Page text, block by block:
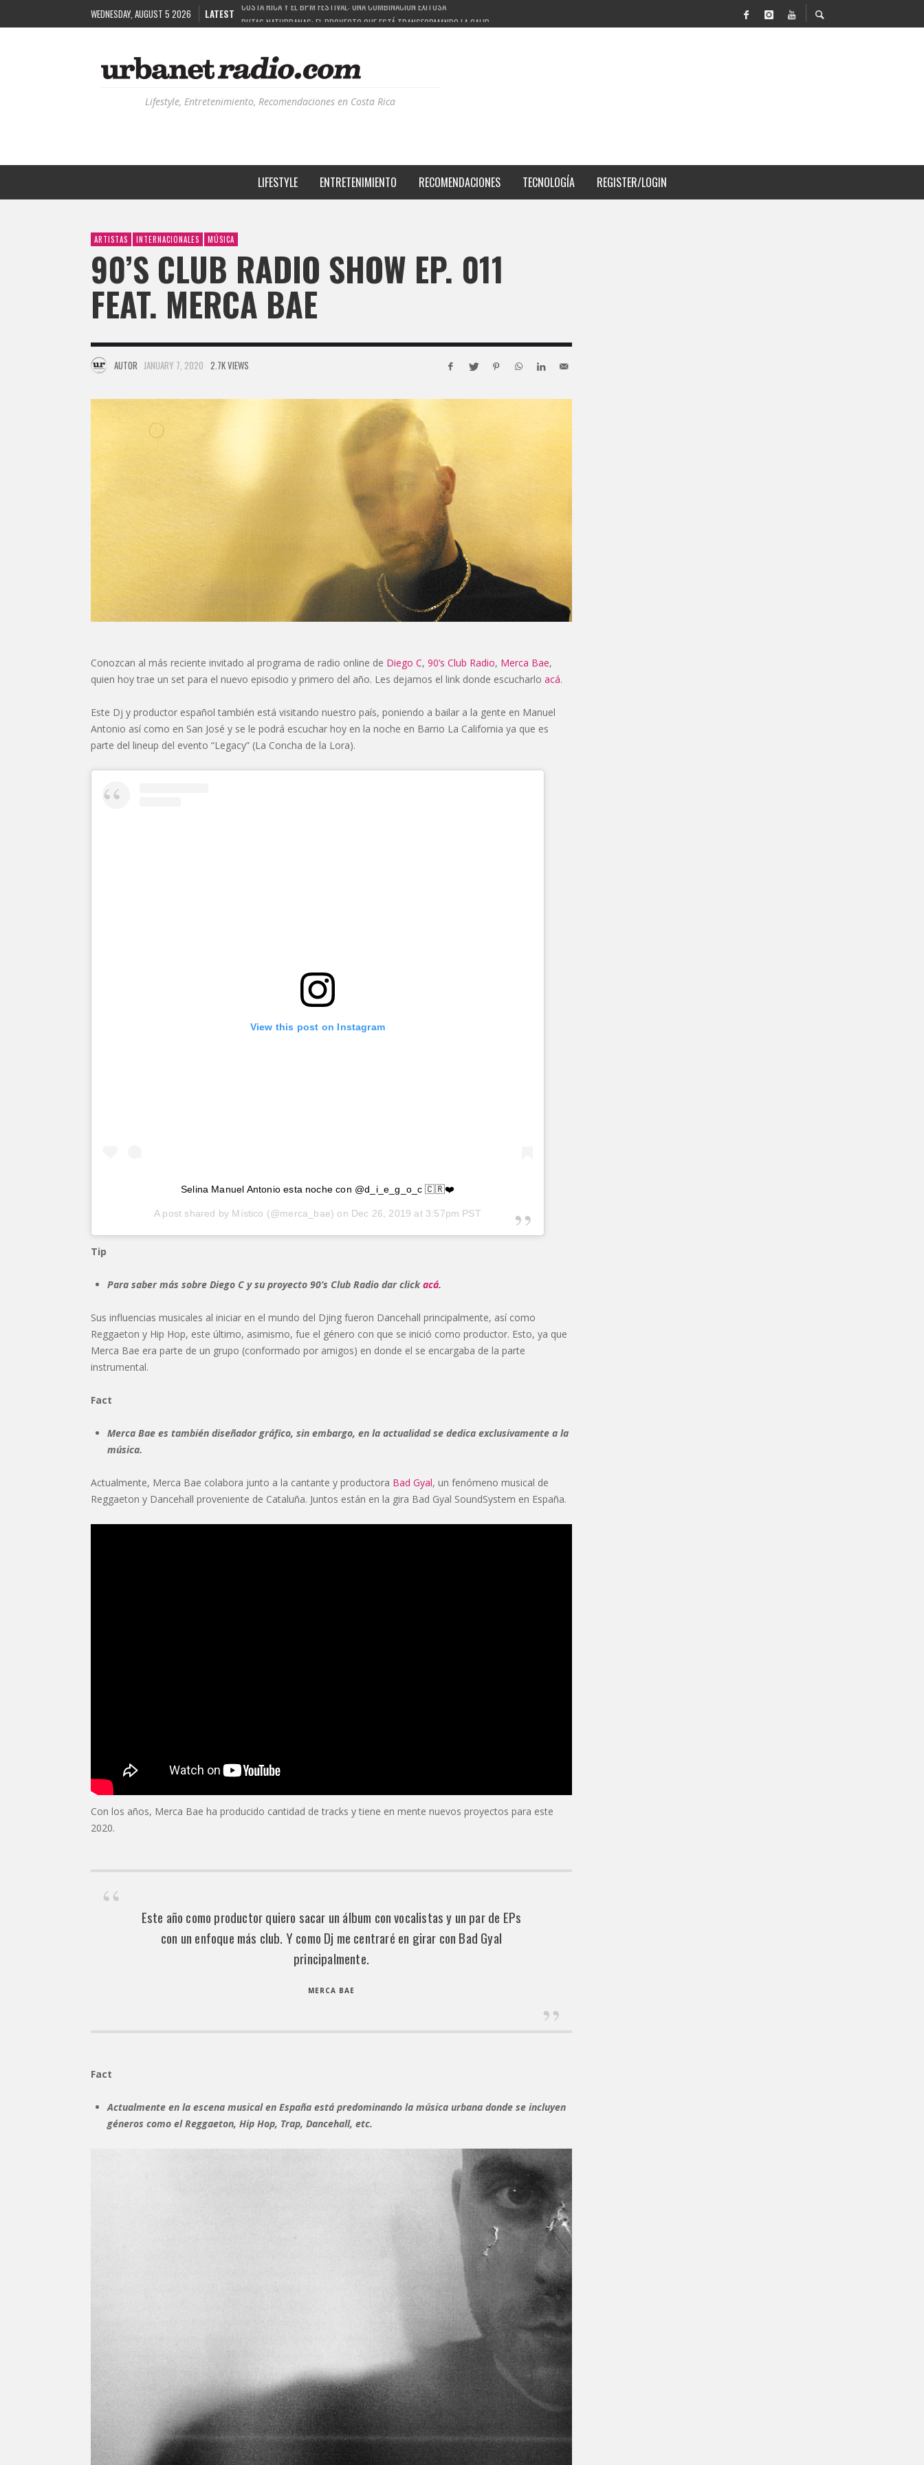
WEDNESDAY, AUGUST 5 2026 LATEST RUTAS NATURBANAS: EL PROYECTO QUE ESTÁ TRANSFORMANDO LA CALIDAD DE VIDA DEL TRANSEÚNTE TICO CON MOVILIDAD Y PAISAJISMO
LA HISTORIA DETRÁS DE LA MÚSICA ELECTRÓNICA: BBC RADIOPHONIC WORKSHOP
COSTA RICA Y EL BPM FESTIVAL: UNA COMBINACIÓN EXITOSA
Lifestyle, Entretenimiento, Recomendaciones en Costa Rica
LIFESTYLE ENTRETENIMIENTO RECOMENDACIONES TECNOLOGÍA REGISTER/LOGIN
ARTISTAS INTERNACIONALES MÚSICA
90’S CLUB RADIO SHOW EP. 011
FEAT. MERCA BAE
AUTOR JANUARY 7, 2020 2.7K VIEWS
Conozcan al más reciente invitado al programa de radio online de Diego C, 90’s Club Radio, Merca Bae,
quien hoy trae un set para el nuevo episodio y primero del año. Les dejamos el link donde escucharlo acá.
Este Dj y productor español también está visitando nuestro país, poniendo a bailar a la gente en Manuel
Antonio así como en San José y se le podrá escuchar hoy en la noche en Barrio La California ya que es
parte del lineup del evento “Legacy” (La Concha de la Lora).
View this post on Instagram
Selina Manuel Antonio esta noche con @d_i_e_g_o_c 🇨🇷❤️
A post shared by Místico (@merca_bae) on Dec 26, 2019 at 3:57pm PST
Tip
Para saber más sobre Diego C y su proyecto 90’s Club Radio dar clickacá.
Sus influencias musicales al iniciar en el mundo del Djing fueron Dancehall principalmente, así como
Reggaeton y Hip Hop, este último, asimismo, fue el género con que se inició como productor. Esto, ya que
Merca Bae era parte de un grupo (conformado por amigos) en donde el se encargaba de la parte
instrumental.
Fact
Merca Bae es también diseñador gráfico, sin embargo, en la actualidad se dedica exclusivamente a la
música.
Actualmente, Merca Bae colabora junto a la cantante y productora Bad Gyal, un fenómeno musical de
Reggaeton y Dancehall proveniente de Cataluña. Juntos están en la gira Bad Gyal SoundSystem en España.
Con los años, Merca Bae ha producido cantidad de tracks y tiene en mente nuevos proyectos para este
2020.
Este año como productor quiero sacar un álbum con vocalistas y un par de EPs
con un enfoque más club. Y como Dj me centraré en girar con Bad Gyal
principalmente.
MERCA BAE
Fact
Actualmente en la escena musical en España está predominando la música urbana donde se incluyen
géneros como el Reggaeton, Hip Hop, Trap, Dancehall, etc.